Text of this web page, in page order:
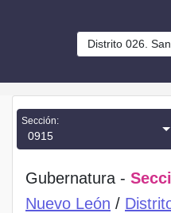
Distrito 026.
Sección:
0915
Gubernatura -
Nuevo León /